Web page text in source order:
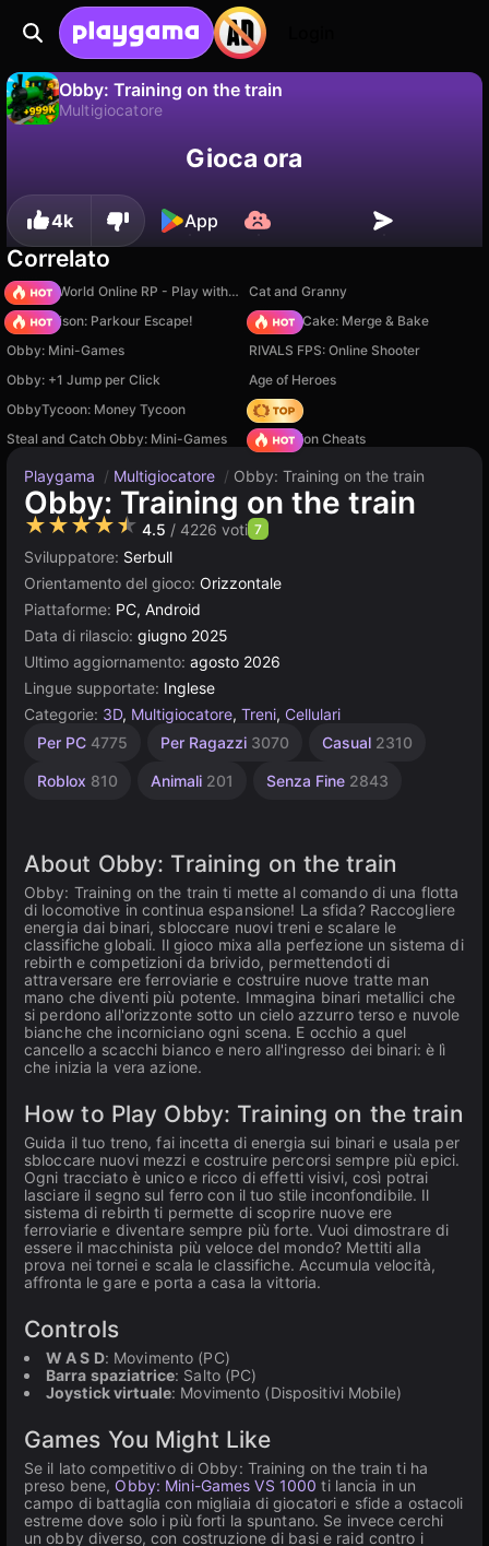
Obby: Training on the train
Multigiocatore
Salva i progressi!Gioca ora
4k App
Correlato
Sprunki World Online RP - Play with Friends!
Cat and Granny
Barry Prison: Parkour Escape!
Piece of Cake: Merge & Bake
Obby: Mini-Games
RIVALS FPS: Online Shooter
Obby: +1 Jump per Click
Age of Heroes
ObbyTycoon: Money Tycoon
Hedgies
Steal and Catch Obby: Mini-Games
PVZ Fusion Cheats
Playgama / Multigiocatore / Obby: Training on the train
Obby: Training on the train
★★★★★ 4.5 / 4226 voti 7
Sviluppatore: Serbull
Orientamento del gioco: Orizzontale
Piattaforme: PC, Android
Data di rilascio: giugno 2025
Ultimo aggiornamento: agosto 2026
Lingue supportate: Inglese
Categorie: 3D, Multigiocatore, Treni, Cellulari
Per PC 4775 Per Ragazzi 3070 Casual 2310
Roblox 810 Animali 201 Senza Fine 2843
Collegare
Velocità
Apprendimento
Drag
213
Agility
Gravity
Desktop
Per 1
4151
Traffico
Russi
Per
1474
Browser
Unity
3171
About Obby: Training on the train
Obby: Training on the train ti mette al comando di una flotta
di locomotive in continua espansione! La sfida? Raccogliere
energia dai binari, sbloccare nuovi treni e scalare le
classifiche globali. Il gioco mixa alla perfezione un sistema di
rebirth e competizioni da brivido, permettendoti di
attraversare ere ferroviarie e costruire nuove tratte man
mano che diventi più potente. Immagina binari metallici che
si perdono all'orizzonte sotto un cielo azzurro terso e nuvole
bianche che incorniciano ogni scena. E occhio a quel
cancello a scacchi bianco e nero all'ingresso dei binari: è lì
che inizia la vera azione.
How to Play Obby: Training on the train
Guida il tuo treno, fai incetta di energia sui binari e usala per
sbloccare nuovi mezzi e costruire percorsi sempre più epici.
Ogni tracciato è unico e ricco di effetti visivi, così potrai
lasciare il segno sul ferro con il tuo stile inconfondibile. Il
sistema di rebirth ti permette di scoprire nuove ere
ferroviarie e diventare sempre più forte. Vuoi dimostrare di
essere il macchinista più veloce del mondo? Mettiti alla
prova nei tornei e scala le classifiche. Accumula velocità,
affronta le gare e porta a casa la vittoria.
Controls
W A S D: Movimento (PC)
Barra spaziatrice: Salto (PC)
Joystick virtuale: Movimento (Dispositivi Mobile)
Games You Might Like
Se il lato competitivo di Obby: Training on the train ti ha
preso bene, Obby: Mini-Games VS 1000 ti lancia in un
campo di battaglia con migliaia di giocatori e sfide a ostacoli
estreme dove solo i più forti la spuntano. Se invece cerchi
un obby diverso, con costruzione di basi e raid contro i